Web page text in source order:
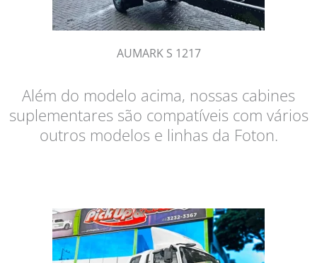
AUMARK S 1217
Além do modelo acima, nossas cabines
suplementares são compatíveis com vários
outros modelos e linhas da Foton.​